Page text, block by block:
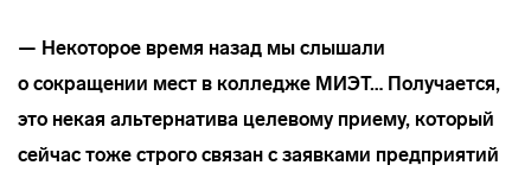
— Некоторое время назад мы слышали
о сокращении мест в колледже МИЭТ… Получается,
это некая альтернатива целевому приему, который
сейчас тоже строго связан с заявками предприятий